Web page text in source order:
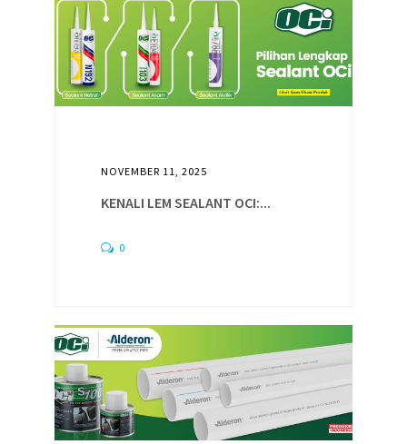
NOVEMBER 11, 2025
KENALI LEM SEALANT OCI:...
0